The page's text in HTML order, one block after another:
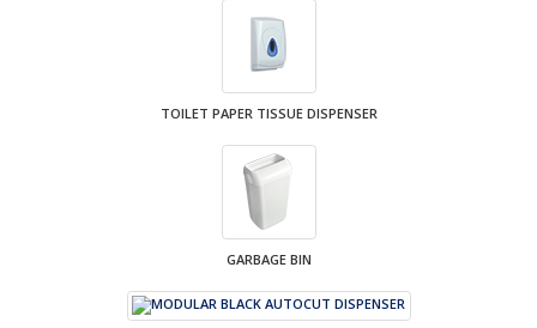
TOILET PAPER TISSUE DISPENSER
GARBAGE BIN